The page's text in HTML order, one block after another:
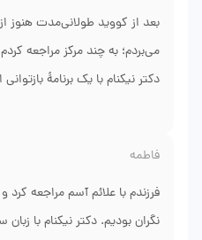
کار می‌گیرد و هم انسان را می‌بیند.
آموزشی که به بیمار می‌دهد،
بازتوانیِ شخصی‌سازی‌شده همگی در
رعایت امور ایمنی و نگاهِ
تجربه‌ای مطمئن تبدیل کرد.
بعد از کووید طولانی‌مدت
می‌بردم؛ به چند مرکز مراجعه
دکتر نیکنام با یک برنامهٔ
تنفسی، مدیریت انرژی روزانه و
است و فعالیت روزانه را با
راهنمایی‌های دکتر ممنونم.
فاطمه
فرزندم با علائم آسم مراجعه
نگران بودیم. دکتر نیکنام با